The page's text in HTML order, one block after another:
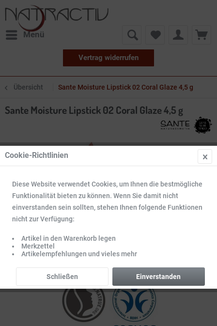
Menü
Vertrag widerrufen
Übersicht Sante Moisture Lipstick 02 Coral Glaze 4,5 g
Sante Moisture Lipstick 02 Coral Glaze 4,5 g
Cookie-Richtlinien
Diese Website verwendet Cookies, um Ihnen die bestmögliche
Funktionalität bieten zu können. Wenn Sie damit nicht
einverstanden sein sollten, stehen Ihnen folgende Funktionen
nicht zur Verfügung:
Artikel in den Warenkorb legen
Merkzettel
Artikelempfehlungen und vieles mehr
Einverstanden
Schließen